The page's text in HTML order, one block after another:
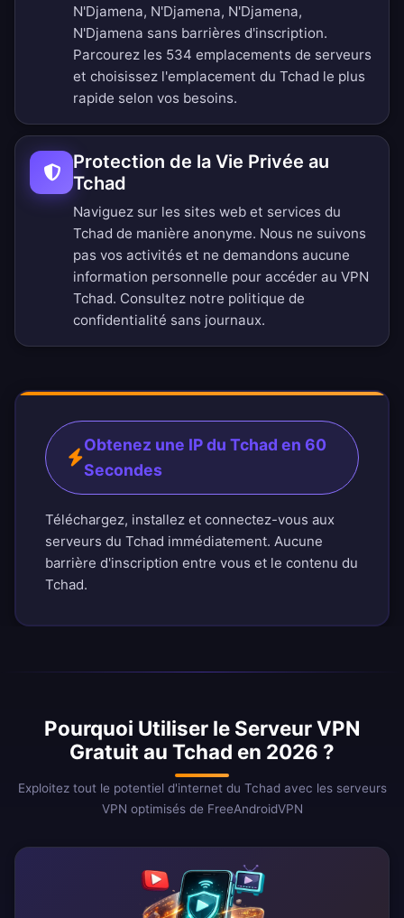
N'Djamena, N'Djamena, N'Djamena,
N'Djamena sans barrières d'inscription.
Parcourez les 534 emplacements de serveurs
et choisissez l'emplacement du Tchad le plus
rapide selon vos besoins.
Protection de la Vie Privée au
Tchad
Naviguez sur les sites web et services du
Tchad de manière anonyme. Nous ne suivons
pas vos activités et ne demandons aucune
information personnelle pour accéder au VPN
Tchad. Consultez notre politique de
confidentialité sans journaux.
Obtenez une IP du Tchad en 60
Secondes
Téléchargez, installez et connectez-vous aux
serveurs du Tchad immédiatement. Aucune
barrière d'inscription entre vous et le contenu du
Tchad.
Pourquoi Utiliser le Serveur VPN
Gratuit au Tchad en 2026 ?
Exploitez tout le potentiel d'internet du Tchad avec les serveurs
VPN optimisés de FreeAndroidVPN